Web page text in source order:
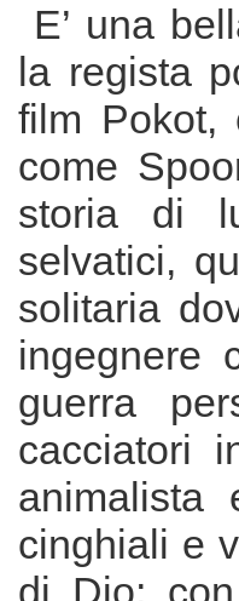
E’ una
la regista
film Pokot,
come
storia di
selvatici,
solitaria
ingegnere
guerra
cacciatori
animalista
cinghiali e
di Dio;